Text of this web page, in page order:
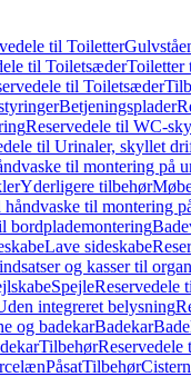
til Toiletter
til ToiletsæderToiletter
til Toiletsæder
Betjeningsplader
Reservedele til WC-
til Urinaler, skyllet
til montering på
Yderligere tilbehør
til montering
bordplademontering
Lave sideskabe
og kasser til
SpejleReservedele
integreret belysning
og badekarBadekar
Tilbehør
PåsatTilbehør